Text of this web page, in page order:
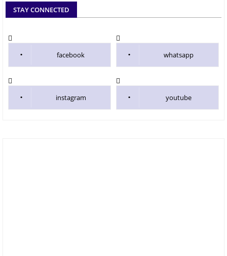
STAY CONNECTED
facebook whatsapp
instagram youtube